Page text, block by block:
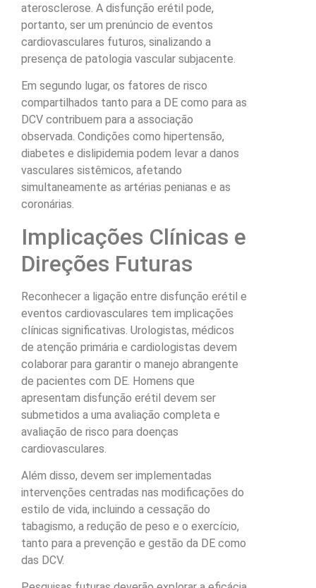
aterosclerose. A disfunção erétil pode,
portanto, ser um prenúncio de eventos
cardiovasculares futuros, sinalizando a
presença de patologia vascular subjacente.
Em segundo lugar, os fatores de risco
compartilhados tanto para a DE como para as
DCV contribuem para a associação
observada. Condições como hipertensão,
diabetes e dislipidemia podem levar a danos
vasculares sistêmicos, afetando
simultaneamente as artérias penianas e as
coronárias.
Implicações Clínicas e
Direções Futuras
Reconhecer a ligação entre disfunção erétil e
eventos cardiovasculares tem implicações
clínicas significativas. Urologistas, médicos
de atenção primária e cardiologistas devem
colaborar para garantir o manejo abrangente
de pacientes com DE. Homens que
apresentam disfunção erétil devem ser
submetidos a uma avaliação completa e
avaliação de risco para doenças
cardiovasculares.
Além disso, devem ser implementadas
intervenções centradas nas modificações do
estilo de vida, incluindo a cessação do
tabagismo, a redução de peso e o exercício,
tanto para a prevenção e gestão da DE como
das DCV.